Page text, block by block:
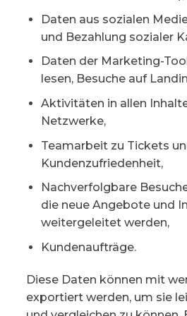
Daten aus sozialen
und Bezahlung sozialer
Daten der Marketing-
lesen, Besuche auf
Aktivitäten in allen
Netzwerke,
Teamarbeit zu Tickets
Kundenzufriedenheit,
Nachverfolgbare
die neue Angebote und
weitergeleitet werden,
Kundenaufträge.
Diese Daten können mit
exportiert werden, um sie